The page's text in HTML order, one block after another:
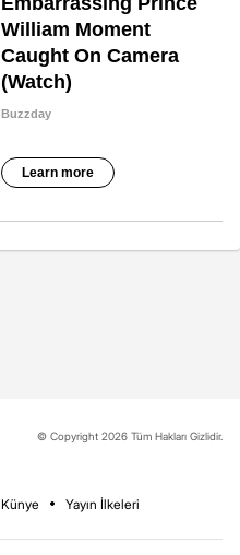
© Copyright 2026 Tüm Hakları Gizlidir.
Künye Yayın İlkeleri